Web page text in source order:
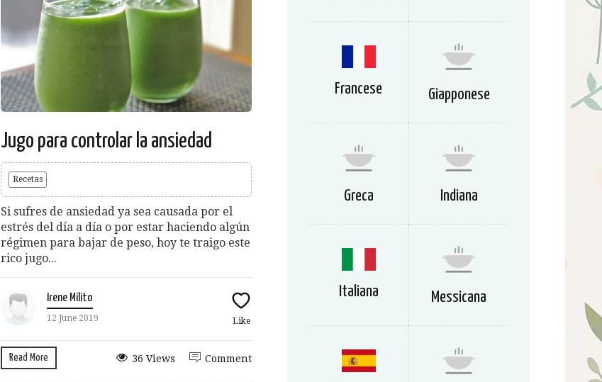
Jugo para controlar la ansiedad
Recetas
Si sufres de ansiedad ya sea causada por el
estrés del día a día o por estar haciendo algún
régimen para bajar de peso, hoy te traigo este
rico jugo...
Irene Milito
12 June 2019 Like
Read More Comment
36 Views
Francese Giapponese
Greca Indiana
Italiana Messicana